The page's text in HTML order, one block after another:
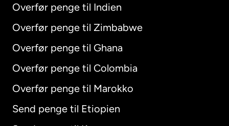
Overfør penge til Indien
Overfør penge til Zimbabwe
Overfør penge til Ghana
Overfør penge til Colombia
Overfør penge til Marokko
Send penge til Etiopien